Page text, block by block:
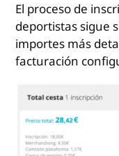
El proceso de
deportistas sigue
importes más
facturación